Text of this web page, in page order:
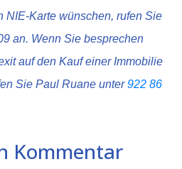
NIE-Karte wünschen, rufen Sie
an. Wenn Sie besprechen
auf den Kauf einer Immobilie
Sie Paul Ruane unter922 86
Kommentar